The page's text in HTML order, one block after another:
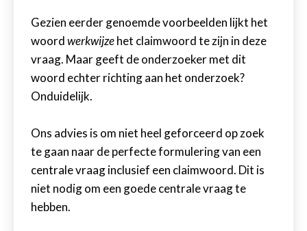
Gezien eerder genoemde voorbeelden lijkt het
woordwerkwijzehet claimwoord te zijn in deze
vraag. Maar geeft de onderzoeker met dit
woord echter richting aan het onderzoek?
Onduidelijk.
Ons advies is om niet heel geforceerd op zoek
te gaan naar de perfecte formulering van een
centrale vraag inclusief een claimwoord. Dit is
niet nodig om een goede centrale vraag te
hebben.